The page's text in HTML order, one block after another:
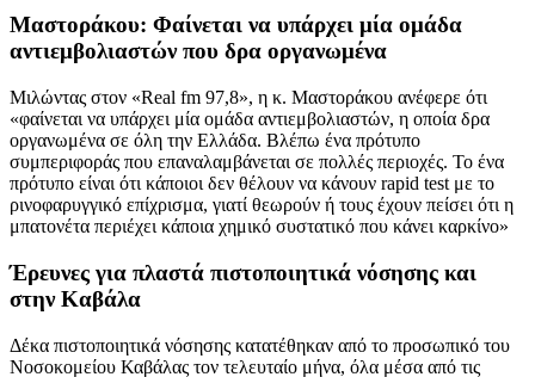
Μαστοράκου: Φαίνεται να υπάρχει μία ομάδα
αντιεμβολιαστών που δρα οργανωμένα
Μιλώντας στον «Real fm 97,8», η κ. Μαστοράκου ανέφερε ότι
«φαίνεται να υπάρχει μία ομάδα αντιεμβολιαστών, η οποία δρα
οργανωμένα σε όλη την Ελλάδα. Βλέπω ένα πρότυπο
συμπεριφοράς που επαναλαμβάνεται σε πολλές περιοχές. Το ένα
πρότυπο είναι ότι κάποιοι δεν θέλουν να κάνουν rapid test με το
ρινοφαρυγγικό επίχρισμα, γιατί θεωρούν ή τους έχουν πείσει ότι η
μπατονέτα περιέχει κάποια χημικό συστατικό που κάνει καρκίνο»
Έρευνες για πλαστά πιστοποιητικά νόσησης και
στην Καβάλα
Δέκα πιστοποιητικά νόσησης κατατέθηκαν από το προσωπικό του
Νοσοκομείου Καβάλας τον τελευταίο μήνα, όλα μέσα από τις